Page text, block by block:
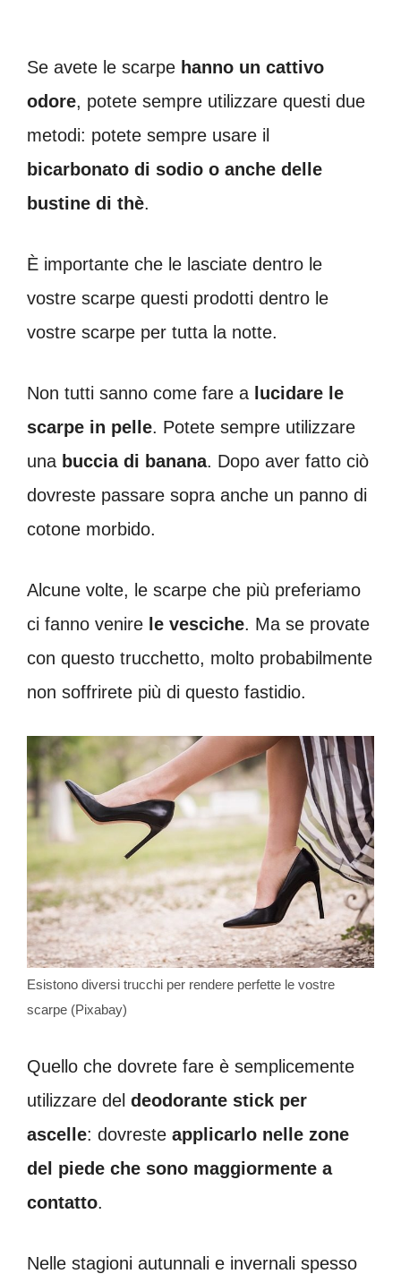
Se avete le scarpe hanno un cattivo
odore, potete sempre utilizzare questi due
metodi: potete sempre usare il
bicarbonato di sodio o anche delle
bustine di thè.
È importante che le lasciate dentro le
vostre scarpe questi prodotti dentro le
vostre scarpe per tutta la notte.
Non tutti sanno come fare a lucidare le
scarpe in pelle. Potete sempre utilizzare
una buccia di banana. Dopo aver fatto ciò
dovreste passare sopra anche un panno di
cotone morbido.
Alcune volte, le scarpe che più preferiamo
ci fanno venire le vesciche. Ma se provate
con questo trucchetto, molto probabilmente
non soffrirete più di questo fastidio.
Esistono diversi trucchi per rendere perfette le vostre
scarpe (Pixabay)
Quello che dovrete fare è semplicemente
utilizzare del deodorante stick per
ascelle: dovreste applicarlo nelle zone
del piede che sono maggiormente a
contatto.
Nelle stagioni autunnali e invernali spesso